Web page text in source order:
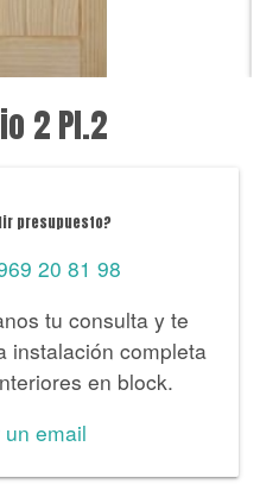
2 PI.2
presupuesto?
20 81 98
tu consulta y te
instalación completa
en block.
email